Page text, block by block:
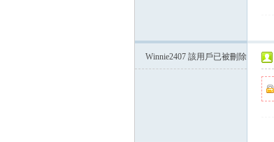
Winnie2407 該用戶已被刪除